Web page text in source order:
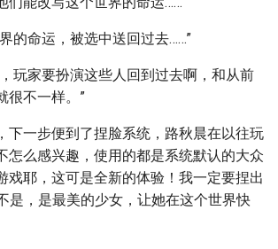
的命运，被选中送回过去……”
玩家要扮演这些人回到过去啊，和从前
很不一样。”
下一步便到了捏脸系统，路秋晨在以往玩
怎么感兴趣，使用的都是系统默认的大众
戏耶，这可是全新的体验！我一定要捏出
是，是最美的少女，让她在这个世界快